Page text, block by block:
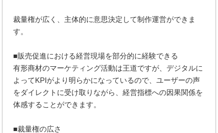
裁量権が広く、主体的に意思決定して制作運営ができま
す。
■販売促進における経営現場を部分的に経験できる
有形商材のマーケティング活動は王道ですが、デジタルに
よってKPIがより明らかになっているので、ユーザーの声
をダイレクトに受け取りながら、経営指標への因果関係を
体感することができます。
■裁量権の広さ